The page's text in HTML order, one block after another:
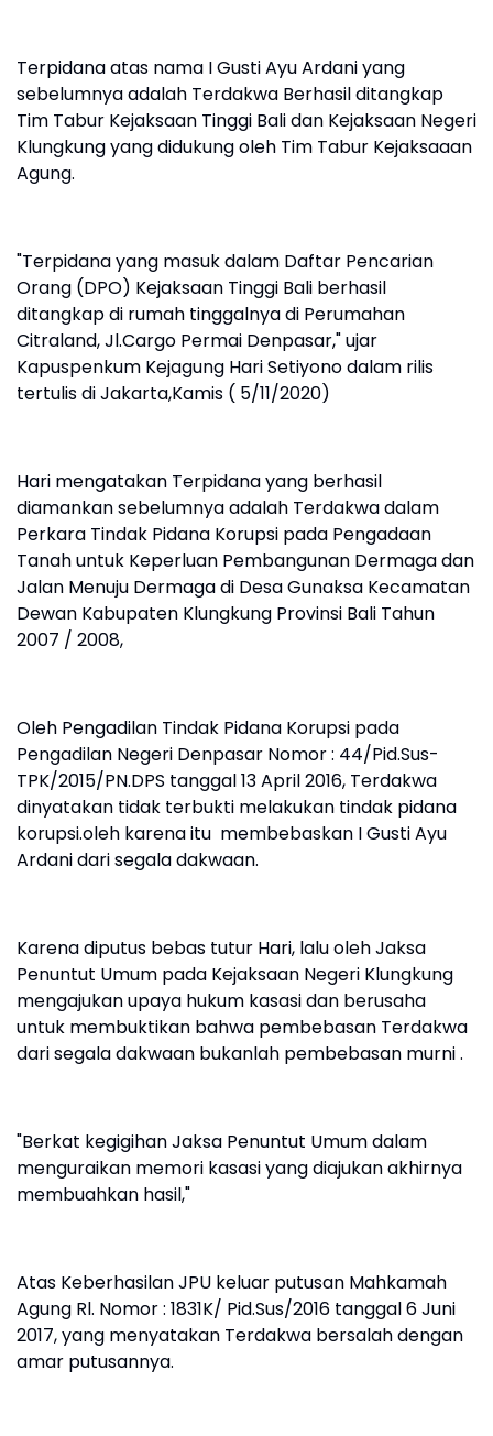
Terpidana atas nama I Gusti Ayu Ardani yang
sebelumnya adalah Terdakwa Berhasil ditangkap
Tim Tabur Kejaksaan Tinggi Bali dan Kejaksaan Negeri
Klungkung yang didukung oleh Tim Tabur Kejaksaaan
Agung.
"Terpidana yang masuk dalam Daftar Pencarian
Orang (DPO) Kejaksaan Tinggi Bali berhasil
ditangkap di rumah tinggalnya di Perumahan
Citraland, Jl.Cargo Permai Denpasar," ujar
Kapuspenkum Kejagung Hari Setiyono dalam rilis
tertulis di Jakarta,Kamis ( 5/11/2020)
Hari mengatakan Terpidana yang berhasil
diamankan sebelumnya adalah Terdakwa dalam
Perkara Tindak Pidana Korupsi pada Pengadaan
Tanah untuk Keperluan Pembangunan Dermaga dan
Jalan Menuju Dermaga di Desa Gunaksa Kecamatan
Dewan Kabupaten Klungkung Provinsi Bali Tahun
2007 / 2008,
Oleh Pengadilan Tindak Pidana Korupsi pada
Pengadilan Negeri Denpasar Nomor : 44/Pid.Sus-
TPK/2015/PN.DPS tanggal 13 April 2016, Terdakwa
dinyatakan tidak terbukti melakukan tindak pidana
korupsi.oleh karena itu membebaskan I Gusti Ayu
Ardani dari segala dakwaan.
Karena diputus bebas tutur Hari, lalu oleh Jaksa
Penuntut Umum pada Kejaksaan Negeri Klungkung
mengajukan upaya hukum kasasi dan berusaha
untuk membuktikan bahwa pembebasan Terdakwa
dari segala dakwaan bukanlah pembebasan murni .
"Berkat kegigihan Jaksa Penuntut Umum dalam
menguraikan memori kasasi yang diajukan akhirnya
membuahkan hasil,"
Atas Keberhasilan JPU keluar putusan Mahkamah
Agung Rl. Nomor : 1831K/ Pid.Sus/2016 tanggal 6 Juni
2017, yang menyatakan Terdakwa bersalah dengan
amar putusannya.